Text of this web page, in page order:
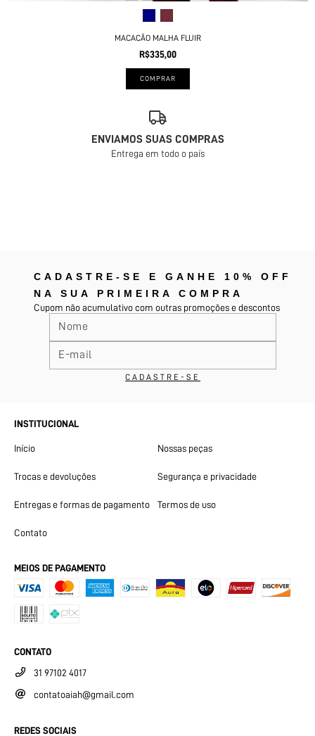
MACACÃO MALHA FLUIR
R$335,00
COMPRAR
ENVIAMOS SUAS COMPRAS
Entrega em todo o país
CADASTRE-SE E GANHE 10% OFF
NA SUA PRIMEIRA COMPRA
Cupom não acumulativo com outras promoções e descontos
INSTITUCIONAL
Início Nossas peças
Trocas e devoluções Segurança e privacidade
Entregas e formas de pagamento Termos de uso
Contato
MEIOS DE PAGAMENTO
CONTATO
31 97102 4017
contatoaiah@gmail.com
REDES SOCIAIS